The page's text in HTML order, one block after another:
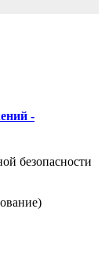
-
безопасности